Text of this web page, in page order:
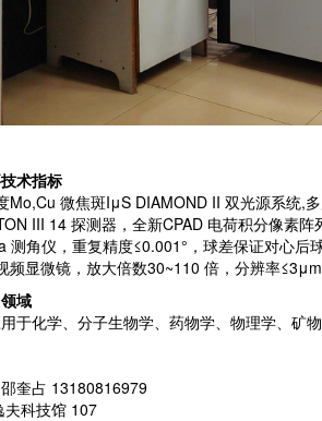
术指标
Mo,Cu 微焦斑IμS DIAMOND II 双光源系统,
III 14 探测器，全新CPAD 电荷积分像素
测角仪，重复精度≤0.001°，球差保证对心后
频显微镜，放大倍数30~110 倍，分辨率≤3μm
域
于化学、分子生物学、药物学、物理学、矿
邵奎占 13180816979
夫科技馆 107